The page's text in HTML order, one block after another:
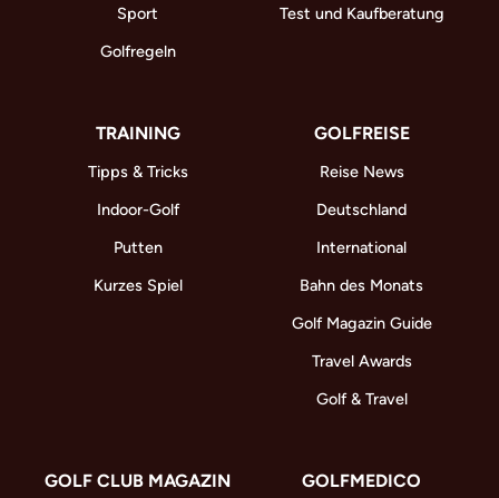
Sport
Golfregeln
Test und Kaufberatung
TRAINING
Tipps & Tricks
Indoor-Golf
Putten
Kurzes Spiel
GOLFREISE
Reise News
Deutschland
International
Bahn des Monats
Golf Magazin Guide
Travel Awards
Golf & Travel
GOLF CLUB MAGAZIN GOLFMEDICO